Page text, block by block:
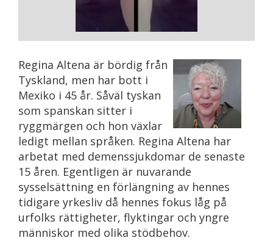
Regina Altena är bördig från
Tyskland, men har bott i
Mexiko i 45 år. Såväl tyskan
som spanskan sitter i
ryggmärgen och hon växlar
ledigt mellan språken. Regina Altena har
arbetat med demenssjukdomar de senaste
15 åren. Egentligen är nuvarande
sysselsättning en förlängning av hennes
tidigare yrkesliv då hennes fokus låg på
urfolks rättigheter, flyktingar och yngre
människor med olika stödbehov.